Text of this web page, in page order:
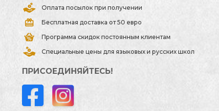
Оплата посылок при получении
Бесплатная доставка от 50 евро
Программа скидок постоянным клиентам
Специальные цены для языковых и русских школ
ПРИСОЕДИНЯЙТЕСЬ!